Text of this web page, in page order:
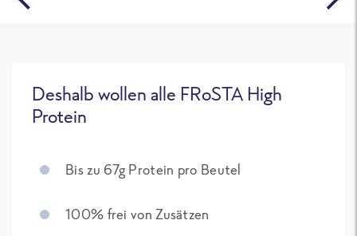
Deshalb wollen alle FRoSTA High
Protein
Bis zu 67g Protein pro Beutel
100% frei von Zusätzen